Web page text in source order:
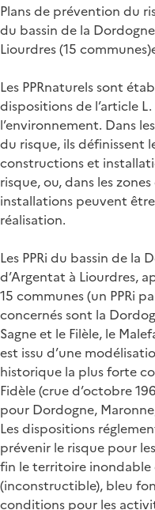
Plans de prévention du
du bassin de la
Liourdres (15
Les PPRnaturels sont
dispositions de l’article
l’environnement. Dans
du risque, ils définissent
constructions et
risque, ou, dans les
installations peuvent
réalisation.
Les PPRi du bassin de la
d’Argentat à Liourdres,
15 communes (un PPRi
concernés sont la
Sagne et le Filèle, le
est issu d’une
historique la plus forte
Fidèle (crue d’octobre
pour Dordogne,
Les dispositions
prévenir le risque pour
fin le territoire inondable
(inconstructible), bleu
conditions pour les